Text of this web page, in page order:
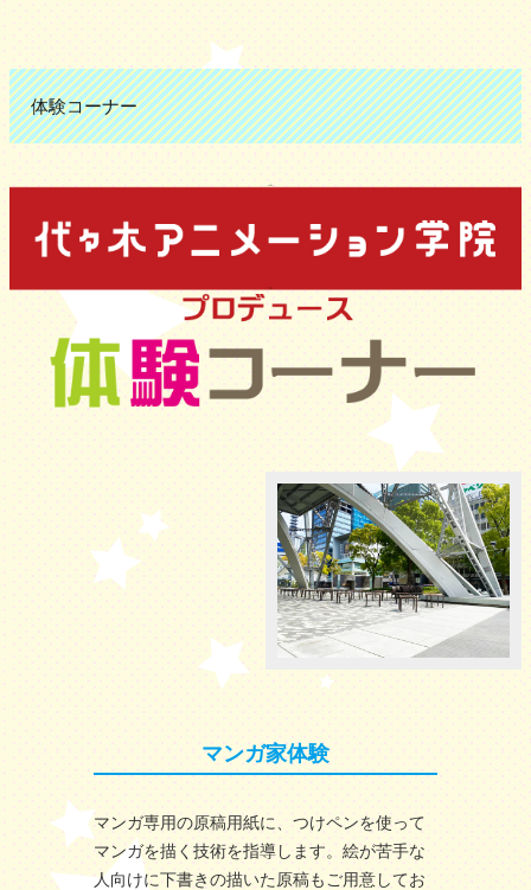
体験コーナー
マンガ家体験
マンガ専用の原稿用紙に、つけペンを使って
マンガを描く技術を指導します。絵が苦手な
人向けに下書きの描いた原稿もご用意してお